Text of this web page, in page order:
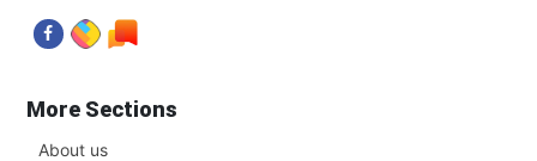
More Sections
About us